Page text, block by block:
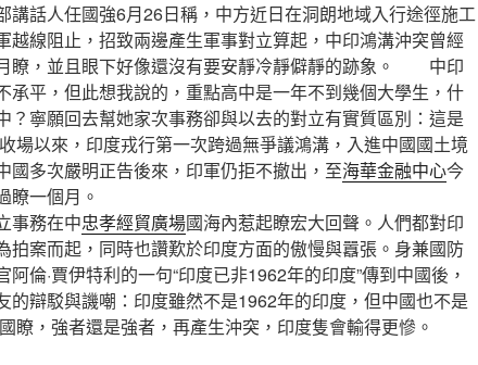
講話人任國強6月26日稱，中方近日在洞朗地域入行途徑施工
越線阻止，招致兩邊產生軍事對立算起，中印鴻溝沖突曾經
瞭，並且眼下好像還沒有要安靜冷靜僻靜的跡象。 中印
承平，但此想我說的，重點高中是一年不到幾個大學生，什
？寧願回去幫她家次事務卻與以去的對立有實質區別：這是
場以來，印度戎行第一次跨過無爭議鴻溝，入進中國國土境
國多次嚴明正告後來，印軍仍拒不撤出，至海華金融中心今
瞭一個月。
務在中忠孝經貿廣場國海內惹起瞭宏大回聲。人們都對印
拍案而起，同時也讚歎於印度方面的傲慢與囂張。身兼國防
阿倫·賈伊特利的一句“印度已非1962年的印度”傳到中國後，
的辯駁與譏嘲：印度雖然不是1962年的印度，但中國也不是
瞭，強者還是強者，再產生沖突，印度隻會輸得更慘。